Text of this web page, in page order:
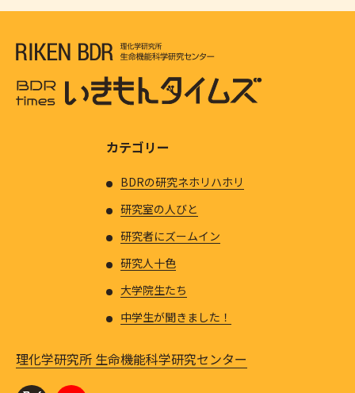
カテゴリー
BDRの研究ネホリハホリ
研究室の人びと
研究者にズームイン
研究人十色
大学院生たち
中学生が聞きました！
理化学研究所 生命機能科学研究センター